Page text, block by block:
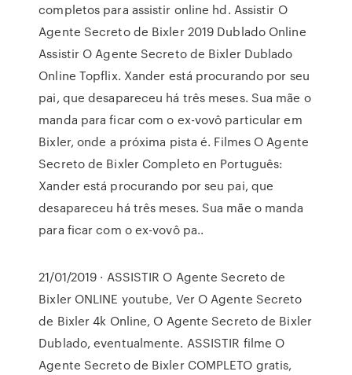
completos para assistir online hd. Assistir O
Agente Secreto de Bixler 2019 Dublado Online
Assistir O Agente Secreto de Bixler Dublado
Online Topflix. Xander está procurando por seu
pai, que desapareceu há três meses. Sua mãe o
manda para ficar com o ex-vovô particular em
Bixler, onde a próxima pista é. Filmes O Agente
Secreto de Bixler Completo en Português:
Xander está procurando por seu pai, que
desapareceu há três meses. Sua mãe o manda
para ficar com o ex-vovô pa..
21/01/2019 · ASSISTIR O Agente Secreto de
Bixler ONLINE youtube, Ver O Agente Secreto
de Bixler 4k Online, O Agente Secreto de Bixler
Dublado, eventualmente. ASSISTIR filme O
Agente Secreto de Bixler COMPLETO gratis,